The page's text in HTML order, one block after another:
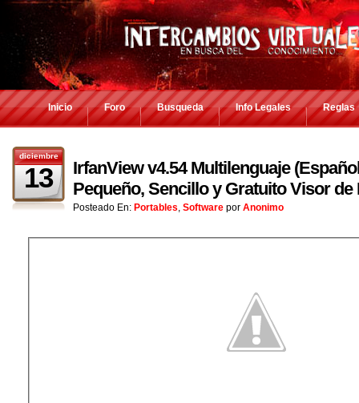
Inicio Foro Busqueda Info Legales Reglas
diciembre
13
IrfanView v4.54 Multilenguaje
Pequeño, Sencillo y Gratuito Visor
Posteado En: Portables, Software por Anonimo